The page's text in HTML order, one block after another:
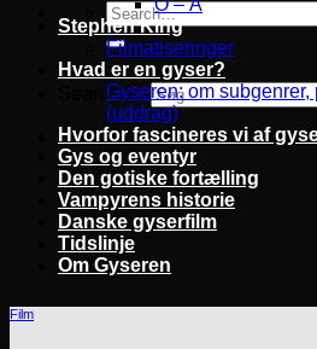
Search for:
O – Å
Stephen King
Filmatiseringer
Hvad er en gyser?
Gyseren: om
(uddrag)
Hvorfor fascineres vi af
Gys og eventyr
Den gotiske fortælling
Vampyrens historie
Danske gyserfilm
Tidslinje
Om Gyseren
Film